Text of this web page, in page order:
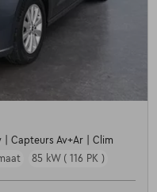
| Capteurs Av+Ar | Clim
85 kW ( 116 PK )